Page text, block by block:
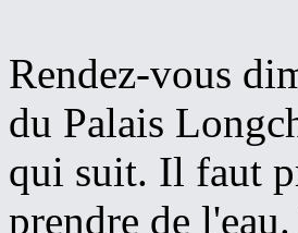
Rendez-vous
du Palais
qui suit. Il faut
prendre de